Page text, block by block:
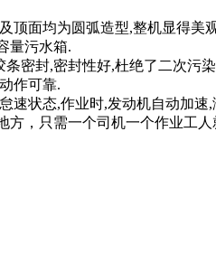
顶面均为圆弧造型,整机显得美
量污水箱.
密封,密封性好,杜绝了二次污
作可靠.
状态,作业时,发动机自动加
，只需一个司机一个作业工人